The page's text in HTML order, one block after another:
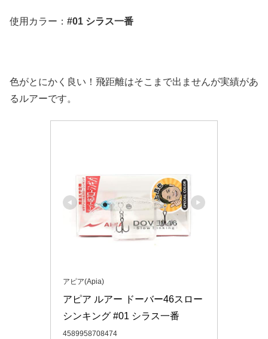
使用カラー： #01 シラス一番
色がとにかく良い！飛距離はそこまで出ませんが実績があ
るルアーです。
アピア(Apia)
アピア ルアー ドーバー46スロー
シンキング #01 シラス一番
4589958708474